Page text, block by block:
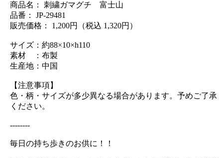
商品名： 刺繍ガマグチ 富士山
品番： JP-29481
販売価格： 1,200円（税込 1,320円）
サイズ：約88×10×h110
素材 ：布製
生産地：中国
【注意事項】
色・柄・サイズが多少異なる場合があります。予めご了承
ください。
--------
毎日の持ち歩きのお供に！！